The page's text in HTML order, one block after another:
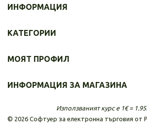
ИНФОРМАЦИЯ
© 2026 Софтуер за електронна търговия от
КАТЕГОРИИ
МОЯТ ПРОФИЛ
ИНФОРМАЦИЯ ЗА МАГАЗИНА
Използваният курс е 1€ =